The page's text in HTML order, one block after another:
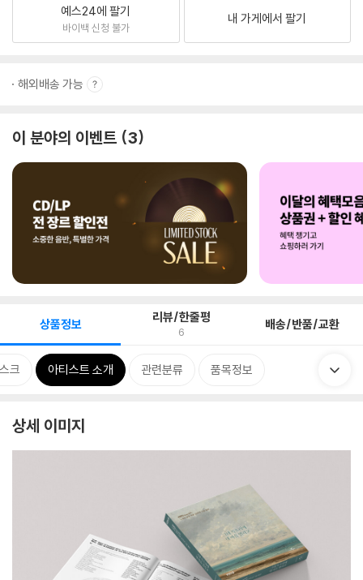
예스24에 팔기
바이백 신청 불가
내 가게에서 팔기
해외배송 가능
이 분야의 이벤트 3
상품정보 리뷰/한줄평
6 배송/반품/교환
크 아티스트 소개 관련분류 품목정보
상세 이미지